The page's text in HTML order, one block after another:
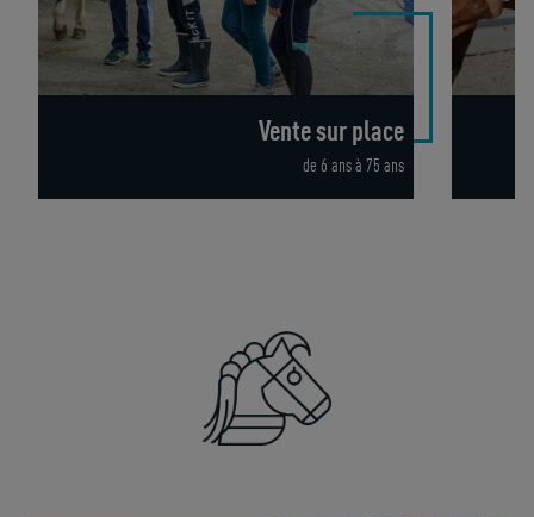
Vente sur place
de 6 ans à 75 ans